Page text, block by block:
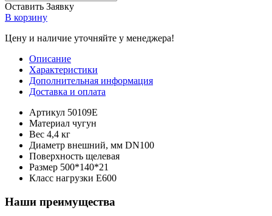
Оставить Заявку
В корзину
Цену и наличие уточняйте у менеджера!
Описание
Характеристики
Дополнительная информация
Доставка и оплата
Артикул 50109E
Материал чугун
Вес 4,4 кг
Диаметр внешний, мм DN100
Поверхность щелевая
Размер 500*140*21
Класс нагрузки E600
Наши преимущества